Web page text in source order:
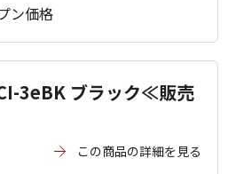
ン価格
3eBK ブラック≪販売
この商品の詳細を見る